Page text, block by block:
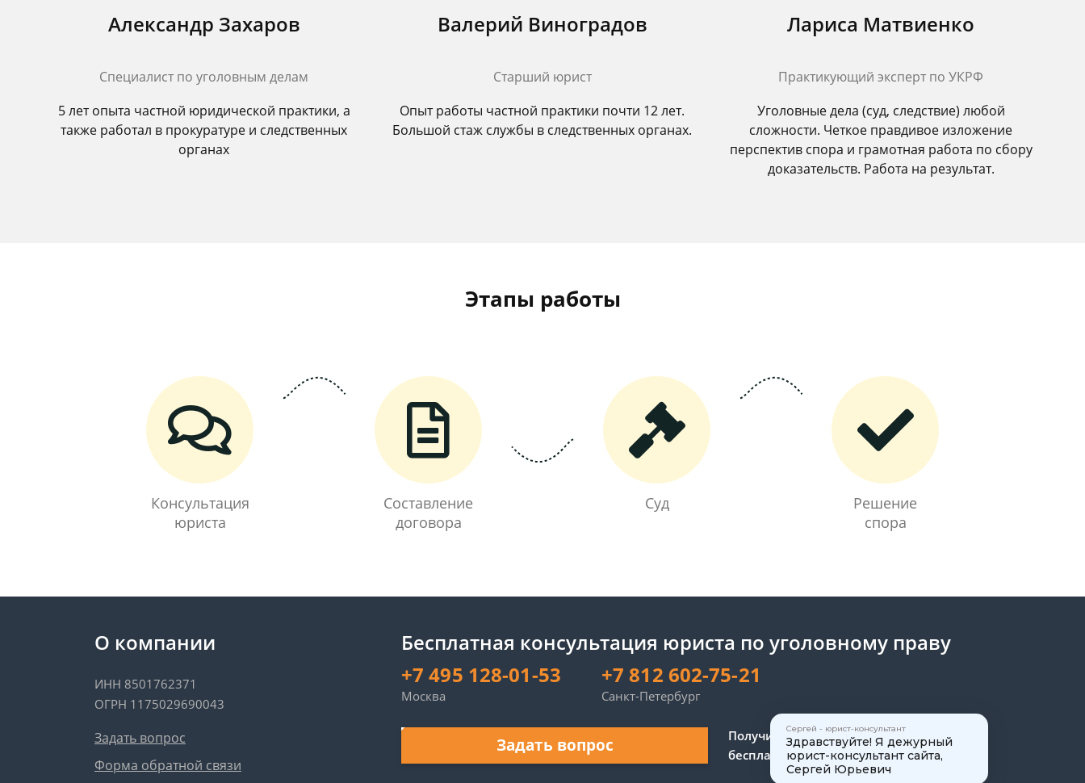
Александр Захаров
Специалист по уголовным делам
5 лет опыта частной юридической практики, а
также работал в прокуратуре и следственных
органах
Валерий Виноградов
Старший юрист
Опыт работы частной практики почти 12 лет.
Большой стаж службы в следственных органах.
Лариса Матвиенко
Практикующий эксперт по УКРФ
Уголовные дела (суд, следствие) любой
сложности. Четкое правдивое изложение
перспектив спора и грамотная работа по сбору
доказательств. Работа на результат.
Этапы работы
Консультация
юриста
Составление
договора
Суд
Решение
спора
О компании
ИНН 8501762371
ОГРН 1175029690043
Задать вопрос
Форма обратной связи
Бесплатная консультация юриста по уголовному праву
+7 495 128-01-53
Москва
+7 812 602-75-21
Санкт-Петербург
Задать вопрос
Получите консультацию
бесплатно
Сергей - юрист-консультант
Здравствуйте! Я дежурный
юрист-консультант сайта,
Сергей Юрьевич